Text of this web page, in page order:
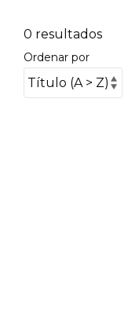
0 resultados
Ordenar por